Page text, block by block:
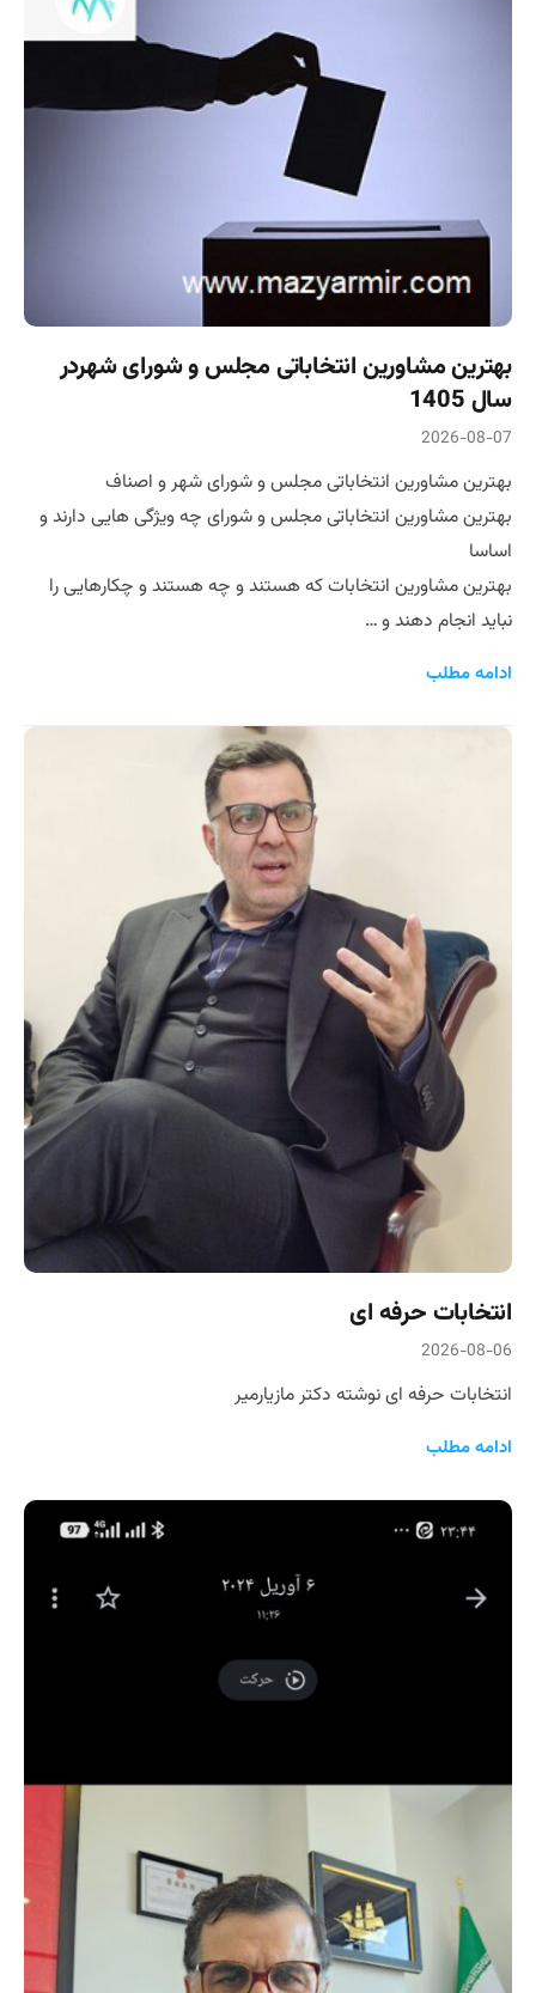
بهترین مشاورین انتخاباتی مجلس و شورای شهردر
سال 1405
2026-08-07
بهترین مشاورین انتخاباتی مجلس و شورای شهر و اصناف
بهترین مشاورین انتخاباتی مجلس و شورای چه ویژگی هایی دارند و
اساسا
بهترین مشاورین انتخابات که هستند و چه هستند و چکارهایی را
نباید انجام دهند و …
ادامه مطلب
انتخابات حرفه ای
2026-08-06
انتخابات حرفه ای نوشته دکتر مازیارمیر
ادامه مطلب